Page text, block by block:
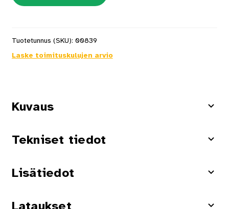
Tuotetunnus (SKU): 00839
Laske toimituskulujen arvio
Kuvaus
Tekniset tiedot
Lisätiedot